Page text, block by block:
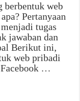
berbentuk web
Pertanyaan
tugas
jawaban dan
Berikut ini,
web pribadi
Facebook …